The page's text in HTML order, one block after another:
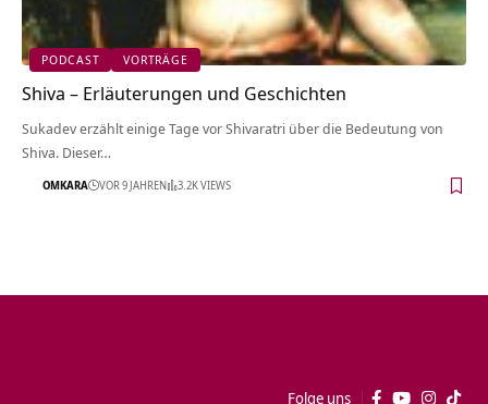
PODCAST VORTRÄGE
Shiva – Erläuterungen und Geschichten
Sukadev erzählt einige Tage vor Shivaratri über die Bedeutung von
Shiva. Dieser…
OMKARA VOR 9 JAHREN 3.2K VIEWS
Folge uns